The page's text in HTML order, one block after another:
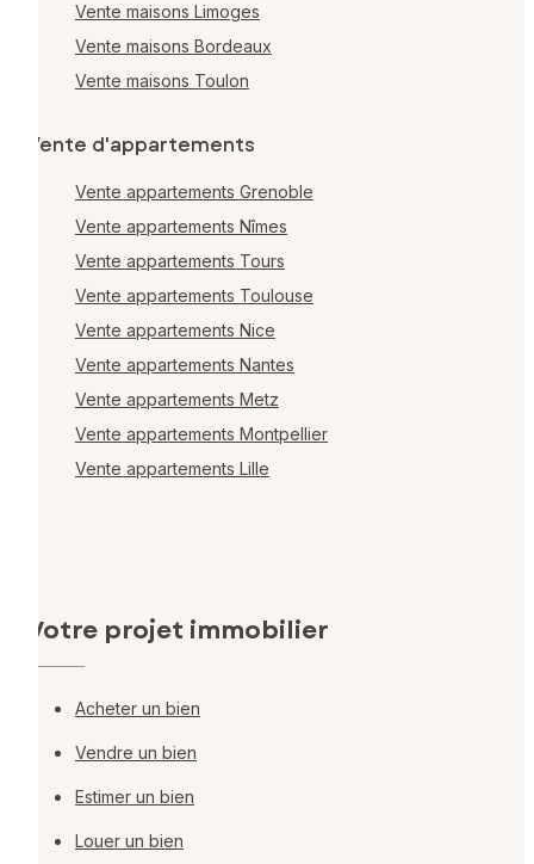
Vente maisons Limoges
Vente maisons Bordeaux
Vente maisons Toulon
Vente d'appartements
Vente appartements Grenoble
Vente appartements Nîmes
Vente appartements Tours
Vente appartements Toulouse
Vente appartements Nice
Vente appartements Nantes
Vente appartements Metz
Vente appartements Montpellier
Vente appartements Lille
Votre projet immobilier
Acheter un bien
Vendre un bien
Estimer un bien
Louer un bien